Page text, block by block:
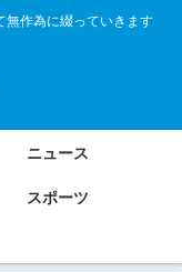
無作為に綴っていきます
ニュース
スポーツ